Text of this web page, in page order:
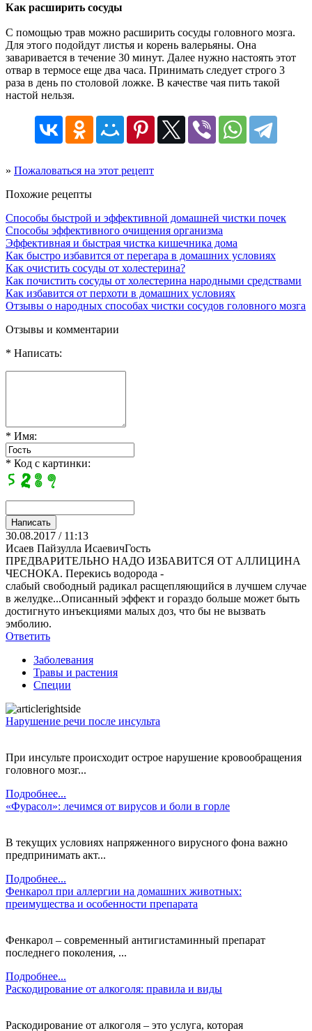
Как расширить сосуды
С помощью трав можно расширить сосуды головного мозга.
Для этого подойдут листья и корень валерьяны. Она
заваривается в течение 30 минут. Далее нужно настоять этот
отвар в термосе еще два часа. Принимать следует строго 3
раза в день по столовой ложке. В качестве чая пить такой
настой нельзя.
» Пожаловаться на этот рецепт
Похожие рецепты
Способы быстрой и эффективной домашней чистки почек
Способы эффективного очищения организма
Эффективная и быстрая чистка кишечника дома
Как быстро избавится от перегара в домашних условиях
Как очистить сосуды от холестерина?
Как почистить сосуды от холестерина народными средствами
Как избавится от перхоти в домашних условиях
Отзывы о народных способах чистки сосудов головного мозга
Отзывы и комментарии
* Написать:
* Имя:
* Код с картинки:
30.08.2017 / 11:13
Исаев Пайзулла ИсаевичГость
ПРЕДВАРИТЕЛЬНО НАДО ИЗБАВИТСЯ ОТ АЛЛИЦИНА
ЧЕСНОКА. Перекись водорода -
слабый свободный радикал расщепляющийся в лучшем случае
в желудке...Описанный эффект и гораздо больше может быть
достигнуто инъекциями малых доз, что бы не вызвать
эмболию.
Ответить
Заболевания
Травы и растения
Специи
Нарушение речи после инсульта
При инсульте происходит острое нарушение кровообращения
головного мозг...
Подробнее...
«Фурасол»: лечимся от вирусов и боли в горле
В текущих условиях напряженного вирусного фона важно
предпринимать акт...
Подробнее...
Фенкарол при аллергии на домашних животных:
преимущества и особенности препарата
Фенкарол – современный антигистаминный препарат
последнего поколения, ...
Подробнее...
Раскодирование от алкоголя: правила и виды
Раскодирование от алкоголя – это услуга, которая